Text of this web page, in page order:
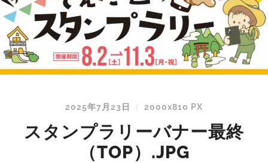
2025年7月23日 / 2000x810 PX
スタンプラリーバナー最終
（TOP）.JPG